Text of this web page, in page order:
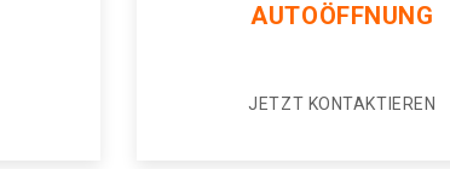
AUTOÖFFNUNG
JETZT KONTAKTIEREN